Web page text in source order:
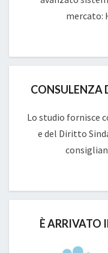
mercato:
CONSULENZA
Lo studio fornisce
e del Diritto
È ARRIVATO